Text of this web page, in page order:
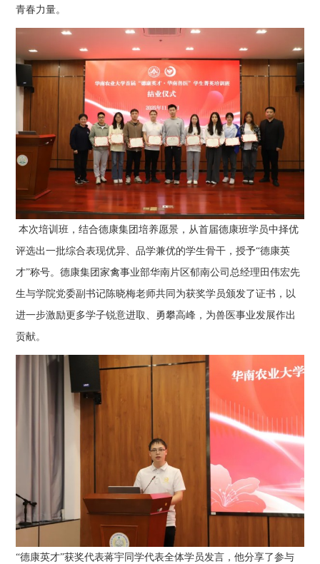
青春力量。
本次培训班，结合德康集团培养愿景，从首届德康班学员中择优
评选出一批综合表现优异、品学兼优的学生骨干，授予“德康英
才”称号。德康集团家禽事业部华南片区郁南公司总经理田伟宏先
生与学院党委副书记陈晓梅老师共同为获奖学员颁发了证书，以
进一步激励更多学子锐意进取、勇攀高峰，为兽医事业发展作出
贡献。
“德康英才”获奖代表蒋宇同学代表全体学员发言，他分享了参与